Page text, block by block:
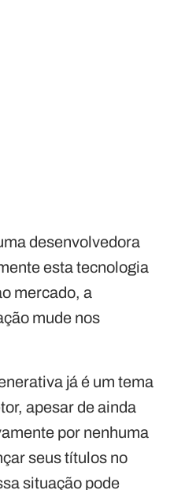
desenvolvedora
esta tecnologia
mercado, a
mude nos
já é um tema
apesar de ainda
por nenhuma
seus títulos no
situação pode